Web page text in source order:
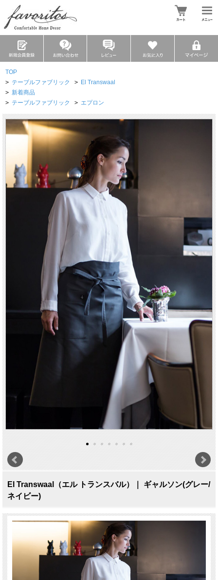
TOP
> テーブルファブリック > El Transwaal
> 新着商品
> テーブルファブリック > エプロン
El Transwaal（エル トランスバル）｜ ギャルソン(グレー/
ネイビー)